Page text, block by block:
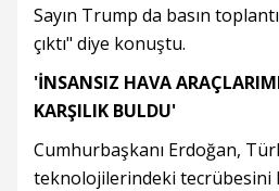
Sayın Trump da basın
çıktı" diye konuştu.
'İNSANSIZ HAVA
KARŞILIK BULDU'
Cumhurbaşkanı Erdoğan,
teknolojilerindeki tecrübesini